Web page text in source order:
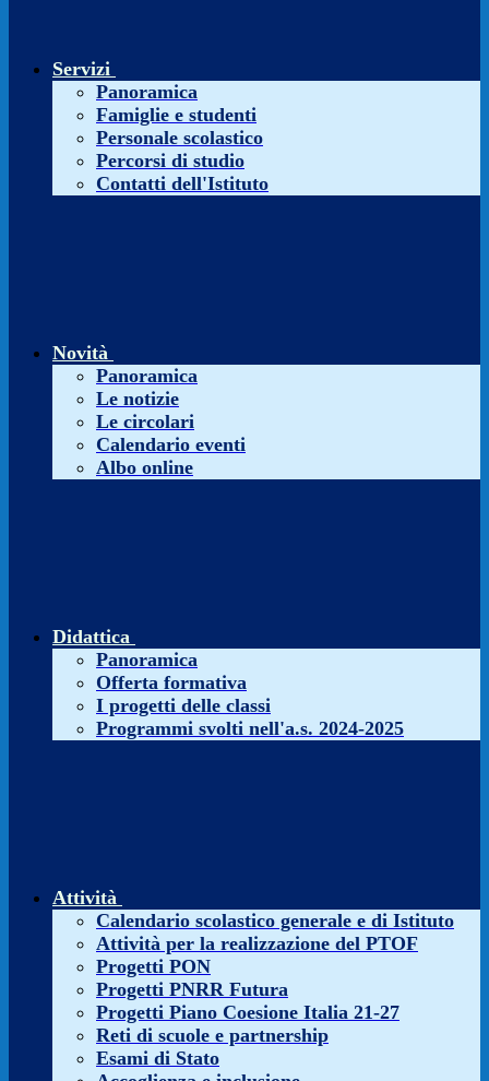
Servizi
Panoramica
Famiglie e studenti
Personale scolastico
Percorsi di studio
Contatti dell'Istituto
Novità
Panoramica
Le notizie
Le circolari
Calendario eventi
Albo online
Didattica
Panoramica
Offerta formativa
I progetti delle classi
Programmi svolti nell'a.s. 2024-2025
Attività
Calendario scolastico generale e di Istituto
Attività per la realizzazione del PTOF
Progetti PON
Progetti PNRR Futura
Progetti Piano Coesione Italia 21-27
Reti di scuole e partnership
Esami di Stato